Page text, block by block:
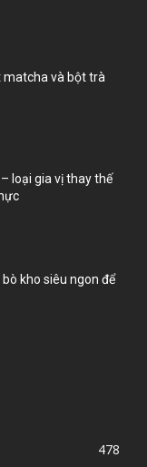
matcha và bột trà
loại gia vị thay thế
kho siêu ngon để
478